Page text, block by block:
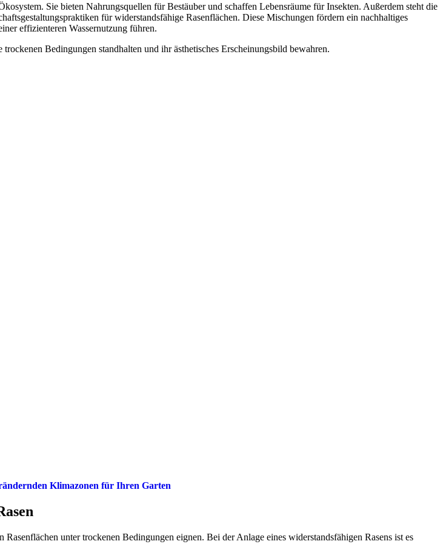
Sie bieten Nahrungsquellen für Bestäuber und schaffen Lebensräume für Insekten. Außerdem steht die
für widerstandsfähige Rasenflächen. Diese Mischungen fördern ein nachhaltiges
effizienteren Wassernutzung führen.
Bedingungen standhalten und ihr ästhetisches Erscheinungsbild bewahren.
Klimazonen für Ihren Garten
unter trockenen Bedingungen eignen. Bei der Anlage eines widerstandsfähigen Rasens ist es